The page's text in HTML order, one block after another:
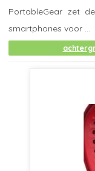
PortableGear zet
smartphones voor ...